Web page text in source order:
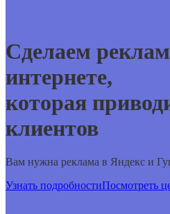
Сделаем
интернете,
которая
клиентов
Вам нужна реклама в Яндекс и
Узнать подробностиПосмотреть